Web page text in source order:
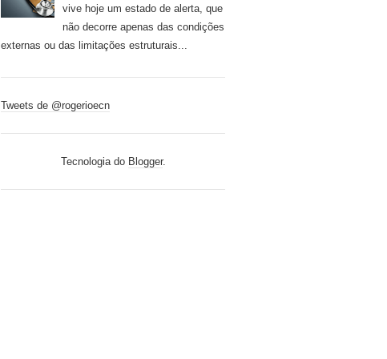
vive hoje um estado de alerta, que
não decorre apenas das condições
externas ou das limitações estruturais...
Tweets de @rogerioecn
Tecnologia do Blogger.